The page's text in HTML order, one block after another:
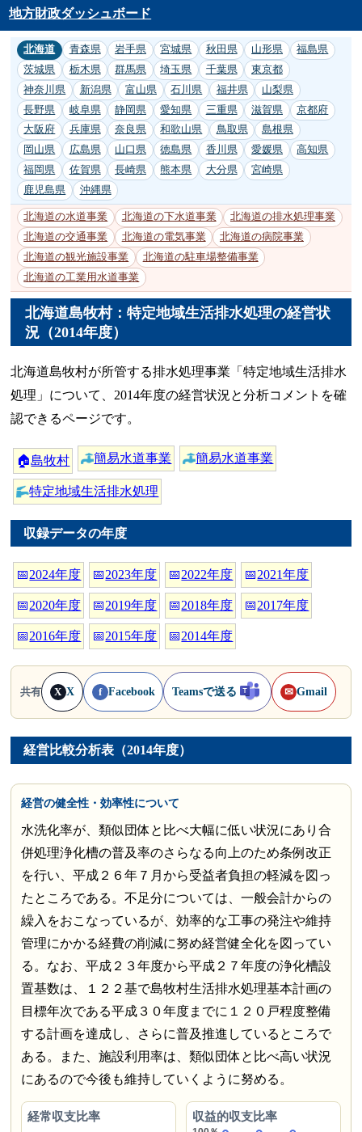
地方財政ダッシュボード
北海道 青森県 岩手県 宮城県 秋田県 山形県
福島県
茨城県
栃木県 群馬県 埼玉県 千葉県
東京都
神奈川県
新潟県 富山県 石川県 福井県
山梨県
長野県
岐阜県 静岡県 愛知県 三重県 滋賀県
京都府
大阪府
兵庫県 奈良県 和歌山県 鳥取県
島根県
岡山県
広島県 山口県 徳島県 香川県 愛媛県
高知県
福岡県
佐賀県 長崎県 熊本県 大分県
宮崎県
鹿児島県
沖縄県
北海道の水道事業 北海道の下水道事業
北海道の排水処理事業
北海道の交通事業
北海道の電気事業
北海道の病院事業
北海道の観光施設事業
北海道の駐車場整備事業
北海道の工業用水道事業
北海道島牧村：特定地域生活排水処理の経営状
況（2014年度）
北海道島牧村が所管する排水処理事業「特定地域生活排水
処理」について、2014年度の経営状況と分析コメントを確
認できるページです。
🏠島牧村 簡易水道事業 簡易水道事業
特定地域生活排水処理
収録データの年度
📅2024年度 📅2023年度 📅2022年度 📅2021年度
📅2020年度 📅2019年度 📅2018年度 📅2017年度
📅2016年度 📅2015年度 📅2014年度
共有 X X f Facebook Teamsで送る ✉ Gmail
経営比較分析表（2014年度）
経営の健全性・効率性について
水洗化率が、類似団体と比べ大幅に低い状況にあり合
併処理浄化槽の普及率のさらなる向上のため条例改正
を行い、平成２６年７月から受益者負担の軽減を図っ
たところである。不足分については、一般会計からの
繰入をおこなっているが、効率的な工事の発注や維持
管理にかかる経費の削減に努め経営健全化を図ってい
る。なお、平成２３年度から平成２７年度の浄化槽設
置基数は、１２２基で島牧村生活排水処理基本計画の
目標年次である平成３０年度までに１２０戸程度整備
する計画を達成し、さらに普及推進しているところで
ある。また、施設利用率は、類似団体と比べ高い状況
にあるので今後も維持していくように努める。
経常収支比率 収益的収支比率